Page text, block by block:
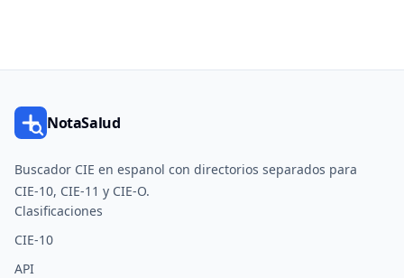
NotaSalud
Buscador CIE en espanol con directorios separados para
CIE-10, CIE-11 y CIE-O.
Clasificaciones
CIE-10
API